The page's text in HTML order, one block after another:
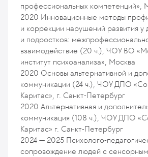
профессиональных компетенций»,
2020 Инновационные методы
и коррекции нарушений развития у
и подростков:
взаимодействие (20 ч.), ЧОУ ВО
институт психоанализа», Москва
2020 Основы альтернативной и
коммуникации (24 ч.), ЧОУ ДПО
Каритас», г. Санкт-Петербург
2020 Альтернативная и
коммуникация (108 ч.), ЧОУ ДПО
Каритас» г. Санкт-Петербург
2024 — 2025 Психолого-
сопровождение людей с